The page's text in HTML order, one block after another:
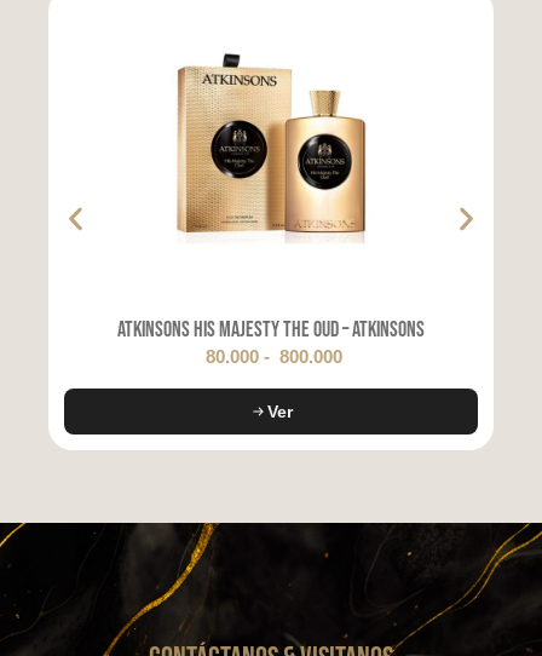
Atkinsons His Majesty The Oud – Atkinsons
80.000 - 800.000
Ver